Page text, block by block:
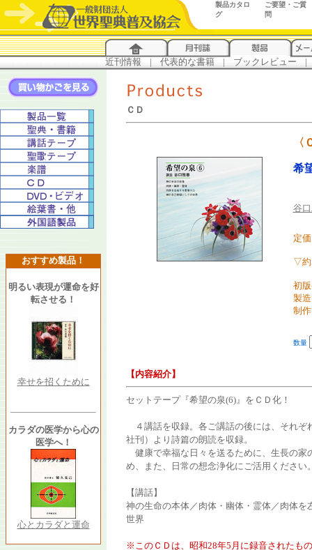
製品カタロ
グ
ご要望・ご質
問
近刊情報 | 代表的な書籍 | ブックレビュー |
おすすめ製品！
明るい表現が運命を好
転させる！
幸せを招くために
カラダの医学から心の
医学へ！
心とカラダと運命
ＣＤ
〈
希
谷
定
▽約
初
製
制
数量
【内容紹介】
セットテープ『希望の泉(6)』をＣＤ化！
４講話を収録。各ご講話の後には、それぞ
社刊）より詩篇の朗読を収録。
健康で幸福な日々を送るために、生長の家
め、また、日常の想念浄化にご活用ください
【講話】
神の生命の本体／肉体・幽体・霊体／肉体
世界
※このＣＤは、昭和28年5月に録音されたも